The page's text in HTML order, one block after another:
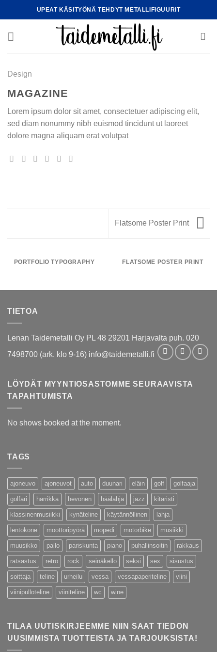
to
UPEAT KÄSITYÖNÄ TEHDYT METALLIFIGUURIT
Design
MAGAZINE
Lorem ipsum dolor sit amet, consectetuer adipiscing elit,
sed diam nonummy nibh euismod tincidunt ut laoreet
dolore magna aliquam erat volutpat
Flatsome Poster Print
PORTFOLIO TYPOGRAPHY FLATSOME POSTER PRINT
TIETOA
Lenan Taidemetalli Oy PL 48 29201 Harjavalta puh. 020
7498700 (ark. klo 9-16) info@taidemetalli.fi
LÖYDÄT MYYNTIOSASTOMME SEURAAVISTA
TAPAHTUMISTA
No shows booked at the moment.
TAGS
ajoneuvo ajoneuvot auto duunari eläin golf golfaaja
golfari harrikka hevonen häälahja jazz kitaristi
klassinenmusiikki kynäteline käytännöllinen lahja
lentokone moottoripyörä mopedi motorbike musiikki
muusikko pallo pariskunta piano puhallinsoitin rakkaus
ratsastus retro rock seinäkello seksi sex sisustus
soittaja teline urheilu vessa vessapaperiteline viini
viinipulloteline viiniteline wc wine
TILAA UUTISKIRJEEMME NIIN SAAT TIEDON
UUSIMMISTA TUOTTEISTA JA TARJOUKSISTA!